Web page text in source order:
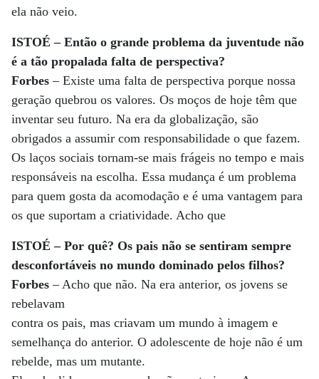
ela não veio.
ISTOÉ – Então o grande problema da juventude não
é a tão propalada falta de perspectiva?
Forbes – Existe uma falta de perspectiva porque nossa
geração quebrou os valores. Os moços de hoje têm que
inventar seu futuro. Na era da globalização, são
obrigados a assumir com responsabilidade o que fazem.
Os laços sociais tornam-se mais frágeis no tempo e mais
responsáveis na escolha. Essa mudança é um problema
para quem gosta da acomodação e é uma vantagem para
os que suportam a criatividade. Acho que
ISTOÉ – Por quê? Os pais não se sentiram sempre
desconfortáveis no mundo dominado pelos filhos?
Forbes – Acho que não. Na era anterior, os jovens se
rebelavam
contra os pais, mas criavam um mundo à imagem e
semelhança do anterior. O adolescente de hoje não é um
rebelde, mas um mutante.